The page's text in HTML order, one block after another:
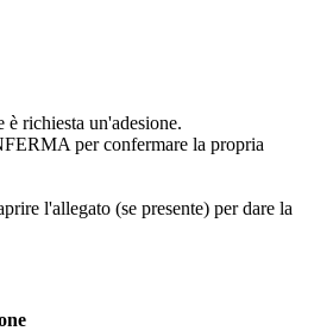
è richiesta un'adesione.
per confermare la propria
l'allegato (se presente) per dare la